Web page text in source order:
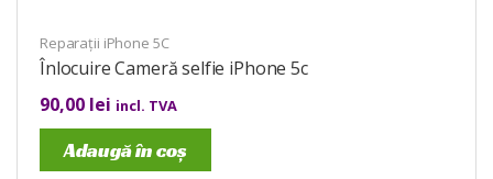
Reparații iPhone 5C
Înlocuire Cameră selfie iPhone 5c
90,00 lei incl. TVA
Adaugă în coș